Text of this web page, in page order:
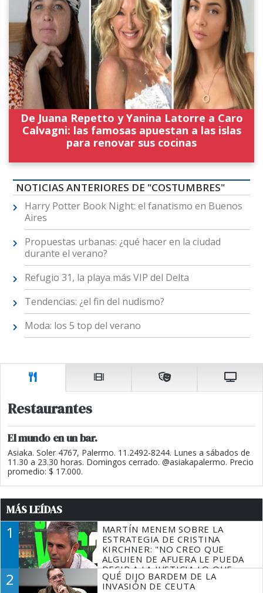
De Juana Repetto y Yanina Latorre a Caro
Calvagni: las famosas apuestan a las islas
para renovar sus cocinas
NOTICIAS ANTERIORES DE "COSTUMBRES"
Harry Potter Book Night: el fanatismo en Buenos
Aires
Propuestas urbanas: ¿qué hacer en la ciudad
durante el verano?
Refugio 31, la playa más VIP del Delta
Tendencias: ¿el fin del nudismo?
Moda: los 5 top del verano
Restaurantes
El mundo en un bar.
Asiaka. Soler 4767, Palermo. 11.2492-8244. Lunes a sábados de
11.30 a 23.30 horas. Domingos cerrado. @asiakapalermo. Precio
promedio: $ 17.000.
MÁS LEÍDAS
1
MARTÍN MENEM SOBRE LA
ESTRATEGIA DE CRISTINA
KIRCHNER: "NO CREO QUE
ALGUIEN DE AFUERA LE PUEDA
DECIR A LA JUSTICIA LO QUE
TIENE QUE HACER"
2
QUÉ DIJO BARDEM DE LA
INVASIÓN DE CEUTA